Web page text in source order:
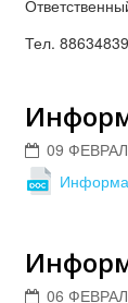
Тел.
09
06